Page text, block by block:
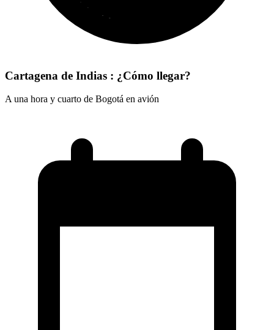
Cartagena de Indias : ¿Cómo llegar?
A una hora y cuarto de Bogotá en avión